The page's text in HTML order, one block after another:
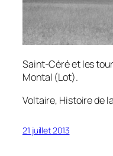
Saint-Céré et les
Montal (Lot).
Voltaire, Histoire de
21 juillet 2013